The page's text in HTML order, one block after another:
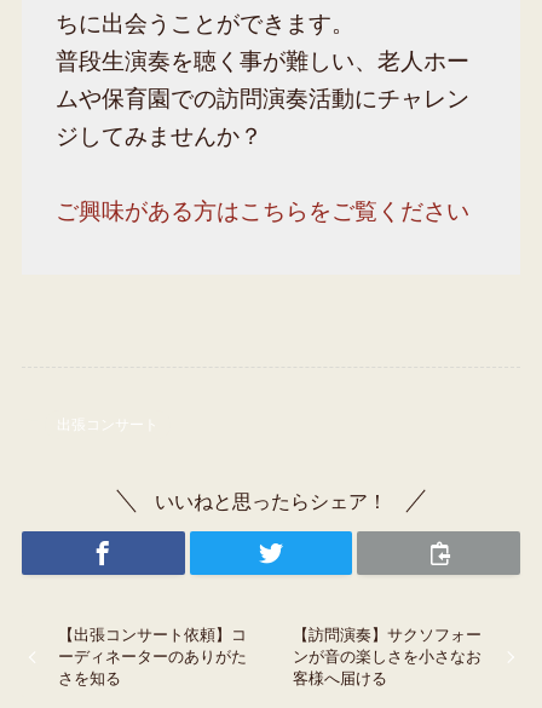
ちに出会うことができます。
普段生演奏を聴く事が難しい、老人ホー
ムや保育園での訪問演奏活動にチャレン
ジしてみませんか？
ご興味がある方はこちらをご覧ください
出張コンサート
いいねと思ったらシェア！
【出張コンサート依頼】コ
ーディネーターのありがた
さを知る
【訪問演奏】サクソフォー
ンが音の楽しさを小さなお
客様へ届ける